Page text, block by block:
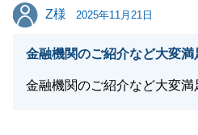
協力のおかげでした。
事がございましたら、お気軽
今後とも宜しくお願いいたし
Z様
Z様 2025年11月21日
金融機関のご紹介など大変
金融機関のご紹介など大変満